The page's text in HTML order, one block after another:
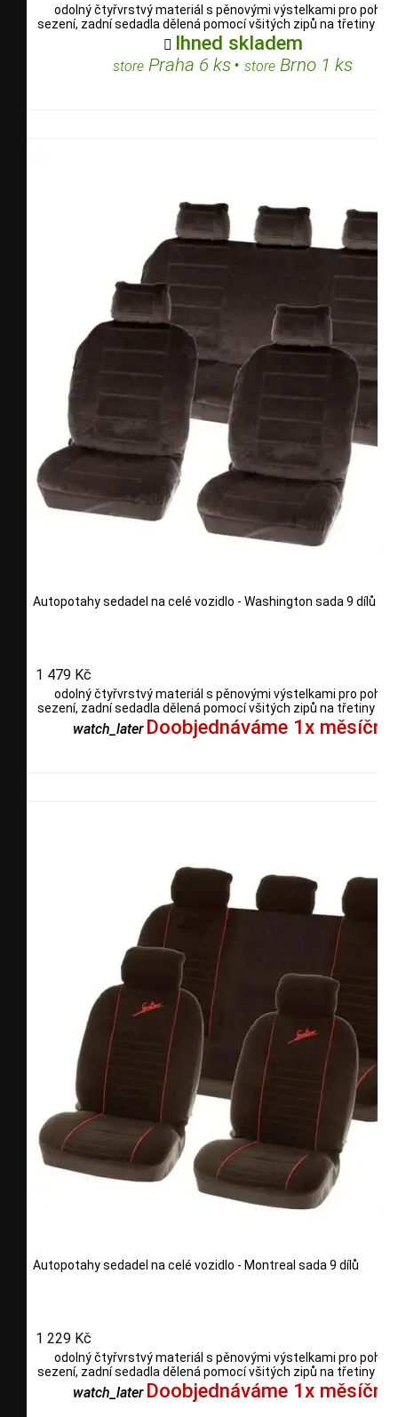
odolný čtyřvrstvý materiál s pěnovými výstelkami pro
sezení, zadní sedadla dělená pomocí všitých zipů na třetiny i
 Ihned skladem
store Praha 6 ks• store Brno 1 ks
Autopotahy sedadel na celé vozidlo - Washington sada 9 dílů -
1 479 Kč
odolný čtyřvrstvý materiál s pěnovými výstelkami pro
sezení, zadní sedadla dělená pomocí všitých zipů na třetiny i
watch_later Doobjednáváme 1x měsíčně
Autopotahy sedadel na celé vozidlo - Montreal sada 9 dílů
1 229 Kč
odolný čtyřvrstvý materiál s pěnovými výstelkami pro
sezení, zadní sedadla dělená pomocí všitých zipů na třetiny i
watch_later Doobjednáváme 1x měsíčně